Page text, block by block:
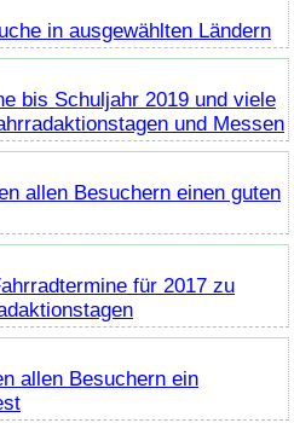
in ausgewählten Ländern
bis Schuljahr 2019 und viele
und Messen
allen Besuchern einen guten
für 2017 zu
allen Besuchern ein